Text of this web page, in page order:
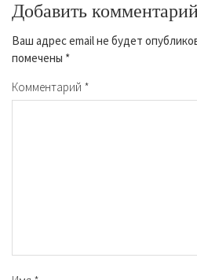
Добавить
Ваш адрес email не будет
помечены *
Комментарий *